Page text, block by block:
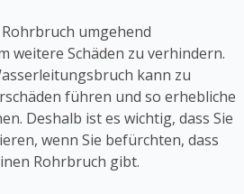
umgehend
weitere Schäden zu verhindern.
kann zu
führen und so erhebliche
Deshalb ist es wichtig, dass Sie
wenn Sie befürchten, dass
Rohrbruch gibt.